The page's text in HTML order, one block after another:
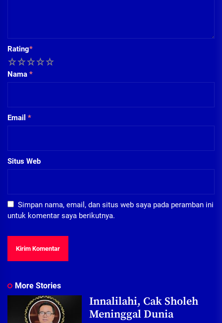
Rating*
5
4
3
2
Nama *
Email *
Situs Web
Simpan nama, email, dan situs web saya pada peramban ini
untuk komentar saya berikutnya.
More Stories
Innalilahi, Cak Sholeh
Meninggal Dunia